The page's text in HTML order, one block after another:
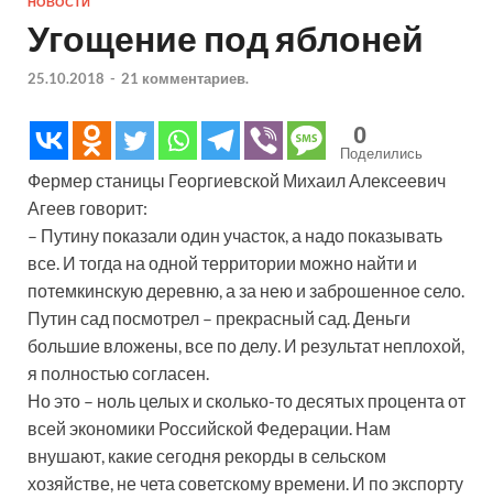
Угощение под яблоней
25.10.2018 - 21 комментариев.
0
Поделились
Фермер станицы Георгиевской Михаил Алексеевич
Агеев говорит:
– Путину показали один участок, а надо показывать
все. И тогда на одной территории можно найти и
потемкинскую деревню, а за нею и заброшенное село.
Путин сад посмотрел – прекрасный сад. Деньги
большие вложены, все по делу. И результат неплохой,
я полностью согласен.
Но это – ноль целых и сколько-то десятых процента от
всей экономики Российской Федерации. Нам
внушают, какие сегодня рекорды в сельском
хозяйстве, не чета советскому времени. И по экспорту